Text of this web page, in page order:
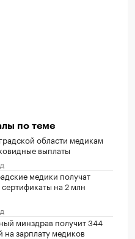
по теме
области медикам
выплаты
медики получат
на 2 млн
минздрав получит 344
на зарплату медиков